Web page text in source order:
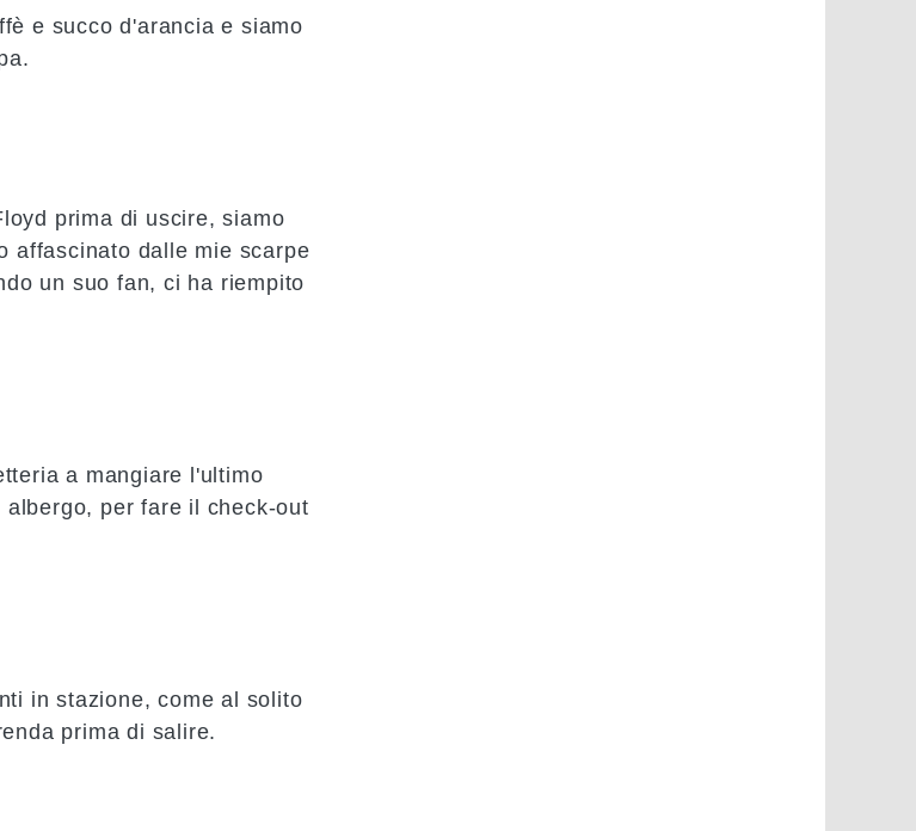
e succo d'arancia e siamo
prima di uscire, siamo
affascinato dalle mie scarpe
un suo fan, ci ha riempito
a mangiare l'ultimo
per fare il check-out
in stazione, come al solito
prima di salire.